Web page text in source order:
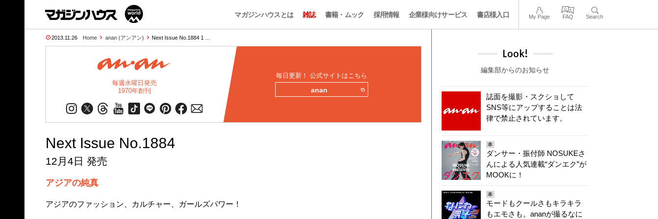
マガジンハウスとは 雑誌 書籍・ムック 採用情報 企業様向けサービス 書店様入口 My Page FAQ Search
2013.11.26 Home anan (アンアン) Next Issue No.1884 1 …
毎週水曜日発売
1970年創刊
毎日更新！ 公式サイトはこちら
anan
Next Issue No.1884
12月4日 発売
アジアの純真
アジアのファッション、カルチャー、ガールズパワー！
Look!
編集部からのお知らせ
誌面を撮影・スクショして
SNS等にアップすることは法
律で禁止されています。
本
ダンサー・振付師 NOSUKEさ
んによる人気連載“ダンエク”が
MOOKに！
本
モードもクールさもキラキラ
もエモさも。ananが撮るなに